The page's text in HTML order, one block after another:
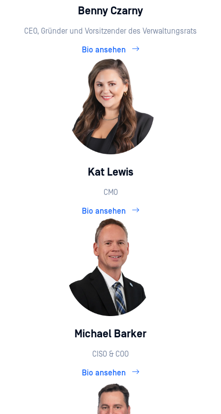
Benny Czarny
CEO, Gründer und Vorsitzender des Verwaltungsrats
Bio ansehen
Kat Lewis
CMO
Bio ansehen
Michael Barker
CISO & COO
Bio ansehen